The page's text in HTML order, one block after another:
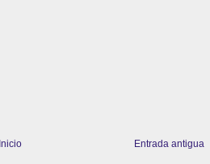
Entrada antigua
Inicio